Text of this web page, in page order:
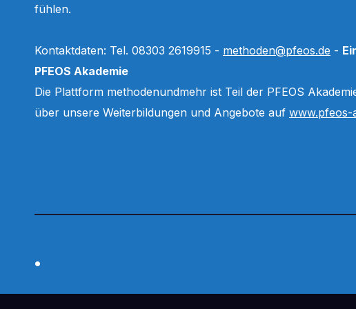
fühlen.
Kontaktdaten: Tel. 08303 2619915 - methoden@pfeos.de -
PFEOS Akademie
Die Plattform methodenundmehr ist Teil der PFEOS
über unsere Weiterbildungen und Angebote auf www.pfeos-
.